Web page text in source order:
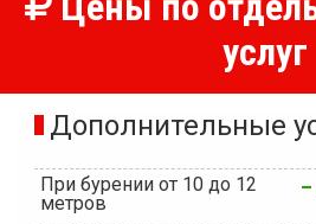
услуг
Дополнительные
При бурении от 10 до 12
метров